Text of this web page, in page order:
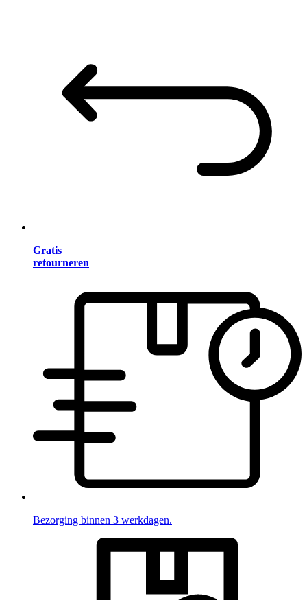
Gratis
retourneren
Bezorging binnen 3 werkdagen.